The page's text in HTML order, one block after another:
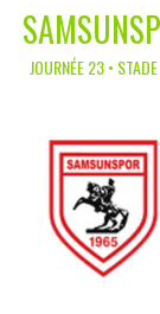
JOURNÉE 23 •